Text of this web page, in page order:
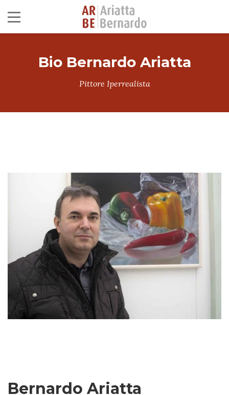
Bio Bernardo Ariatta
Pittore Iperrealista
Bernardo Ariatta